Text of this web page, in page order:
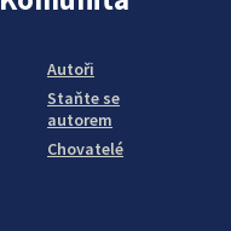
Autoři
Staňte se
autorem
Chovatelé